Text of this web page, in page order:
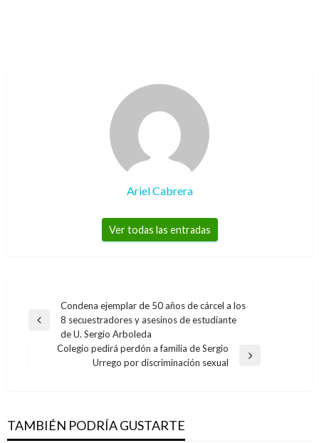
Ariel Cabrera
Ver todas las entradas
Navegación
de
entradas
Entrada
Condena ejemplar de 50 años de cárcel a los
8 secuestradores y asesinos de estudiante
de U. Sergio Arboleda
Colegio pedirá perdón a familia de Sergio
Urrego por discriminación sexual
TAMBIÉN PODRÍA GUSTARTE